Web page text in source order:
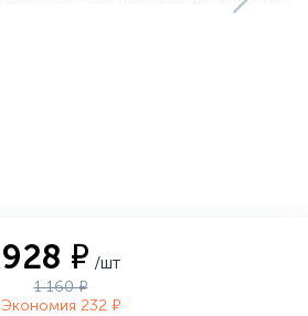
928 ₽ /шт
1 160 ₽
Экономия 232 ₽